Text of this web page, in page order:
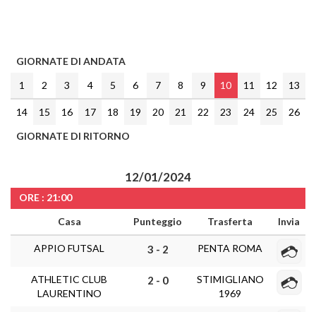
GIORNATE DI ANDATA
1
2 3 4 5 6 7 8 9 10 11 12 13
14 15 16 17 18 19 20 21 22 23 24 25
26
GIORNATE DI RITORNO
12/01/2024
ORE : 21:00
Casa
Punteggio Trasferta Invia
APPIO FUTSAL 3 - 2 PENTA ROMA
ATHLETIC CLUB
LAURENTINO
2 - 0
STIMIGLIANO
1969